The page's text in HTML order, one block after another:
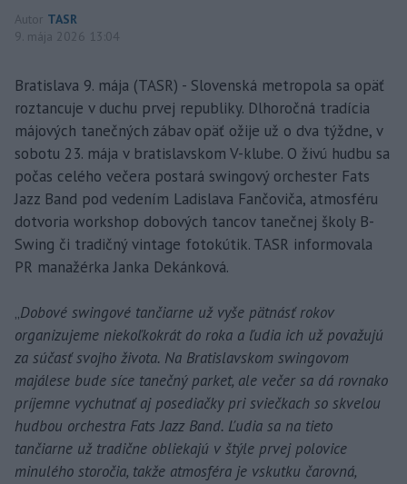
Autor TASR
9. mája 2026 13:04
Bratislava 9. mája (TASR) - Slovenská metropola sa opäť
roztancuje v duchu prvej republiky. Dlhoročná tradícia
májových tanečných zábav opäť ožije už o dva týždne, v
sobotu 23. mája v bratislavskom V-klube. O živú hudbu sa
počas celého večera postará swingový orchester Fats
Jazz Band pod vedením Ladislava Fančoviča, atmosféru
dotvoria workshop dobových tancov tanečnej školy B-
Swing či tradičný vintage fotokútik. TASR informovala
PR manažérka Janka Dekánková.
„Dobové swingové tančiarne už vyše pätnásť rokov
organizujeme niekoľkokrát do roka a ľudia ich už považujú
za súčasť svojho života. Na Bratislavskom swingovom
majálese bude síce tanečný parket, ale večer sa dá rovnako
príjemne vychutnať aj posediačky pri sviečkach so skvelou
hudbou orchestra Fats Jazz Band. Ľudia sa na tieto
tančiarne už tradične obliekajú v štýle prvej polovice
minulého storočia, takže atmosféra je vskutku čarovná,